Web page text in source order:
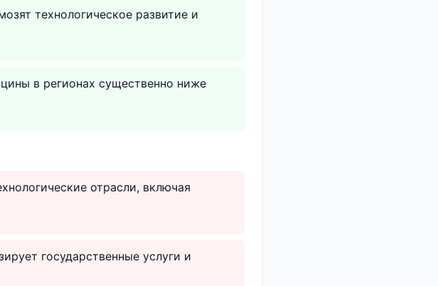
технологическое развитие и
в регионах существенно ниже
отрасли, включая
государственные услуги и